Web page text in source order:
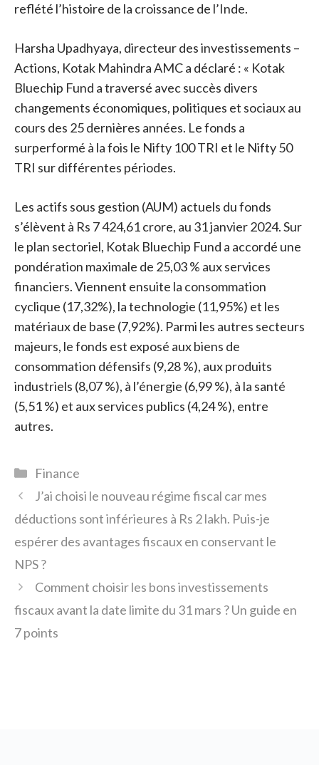
reflété l’histoire de la croissance de l’Inde.
Harsha Upadhyaya, directeur des investissements –
Actions, Kotak Mahindra AMC a déclaré : « Kotak
Bluechip Fund a traversé avec succès divers
changements économiques, politiques et sociaux au
cours des 25 dernières années. Le fonds a
surperformé à la fois le Nifty 100 TRI et le Nifty 50
TRI sur différentes périodes.
Les actifs sous gestion (AUM) actuels du fonds
s’élèvent à Rs 7 424,61 crore, au 31 janvier 2024. Sur
le plan sectoriel, Kotak Bluechip Fund a accordé une
pondération maximale de 25,03 % aux services
financiers. Viennent ensuite la consommation
cyclique (17,32%), la technologie (11,95%) et les
matériaux de base (7,92%). Parmi les autres secteurs
majeurs, le fonds est exposé aux biens de
consommation défensifs (9,28 %), aux produits
industriels (8,07 %), à l’énergie (6,99 %), à la santé
(5,51 %) et aux services publics (4,24 %), entre
autres.
Catégories
Finance
J’ai choisi le nouveau régime fiscal car mes
déductions sont inférieures à Rs 2 lakh. Puis-je
espérer des avantages fiscaux en conservant le
NPS ?
Comment choisir les bons investissements
fiscaux avant la date limite du 31 mars ? Un guide en
7 points